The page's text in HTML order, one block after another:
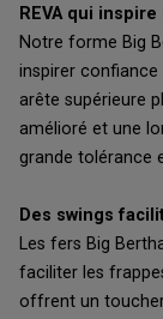
REVA qui
Notre forme Big
inspirer confiance
arête supérieure
amélioré et une
grande tolérance
Des swings
Les fers Big
faciliter les
offrent un